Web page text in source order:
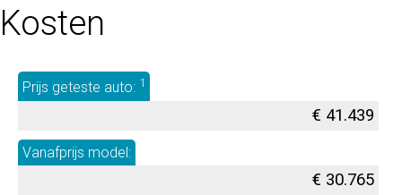
Kosten
Prijs geteste auto: 1
€ 41.439
Vanafprijs model:
€ 30.765